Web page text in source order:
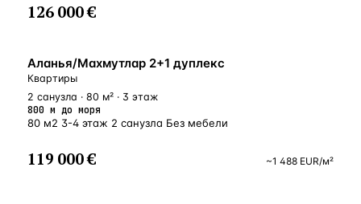
126 000 €
БЛИЗКО К МОРЮ
Аланья/Махмутлар 2+1 дуплекс
Квартиры
2 санузла · 80 м² · 3 этаж
800 м до моря
80 м2 3-4 этаж 2 санузла Без мебели
119 000 € ~1 488 EUR/м²